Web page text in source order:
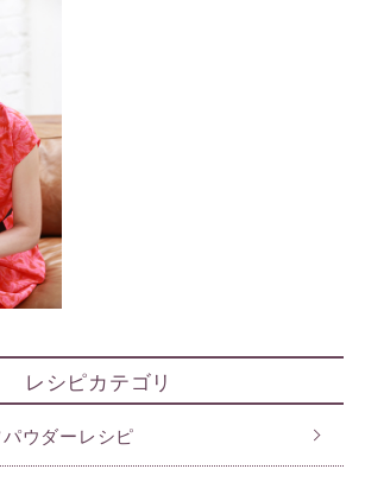
レシピカテゴリ
ウダーレシピ